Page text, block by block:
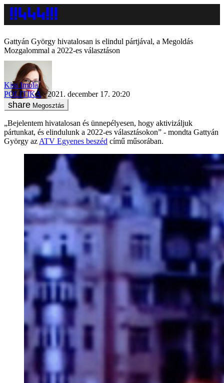
Gattyán György hivatalosan is elindul pártjával, a Megoldás
Mozgalommal a 2022-es választáson
Kiss Imola
POLITIKA
2021. december 17. 20:20
Megosztás
„Bejelentem hivatalosan és ünnepélyesen, hogy aktivizáljuk
pártunkat, és elindulunk a 2022-es választásokon” - mondta Gattyán
György az ATV Egyenes beszéd című műsorában.